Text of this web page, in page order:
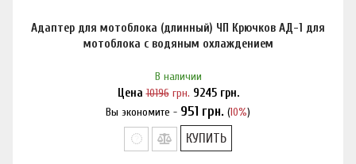
Адаптер для мотоблока (длинный) ЧП Крючков АД-1 для
мотоблока с водяным охлаждением
В наличии
Цена10196грн. 9245грн.
Вы экономите - 951 грн. (10%)
Нашли дешевле?
КУПИТЬ